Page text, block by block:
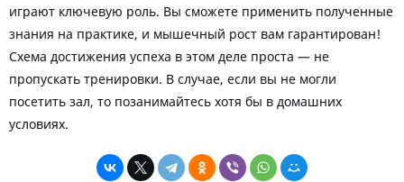
играют ключевую роль. Вы сможете применить полученные
знания на практике, и мышечный рост вам гарантирован!
Схема достижения успеха в этом деле проста — не
пропускать тренировки. В случае, если вы не могли
посетить зал, то позанимайтесь хотя бы в домашних
условиях.